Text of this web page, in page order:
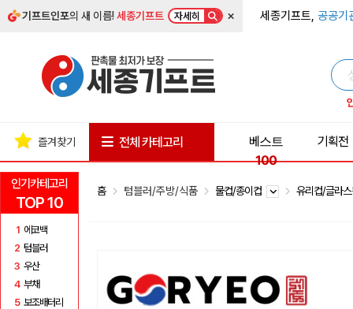
기프트인포의 새 이름!세종기프트 자세히 × 세종기프트, 공공기
인기카테고리
TOP 10
1 에코백
2 텀블러
3 우산
4 부채
5 보조배터리
즐겨찾기 전체 카테고리
베스트
100
기획전
홈 텀블러/주방/식품 물컵/종이컵 유리컵/글라